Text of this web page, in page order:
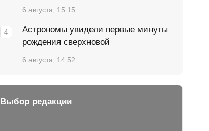
6 августа, 15:15
Астрономы увидели первые минуты
рождения сверхновой
6 августа, 14:52
Выбор редакции